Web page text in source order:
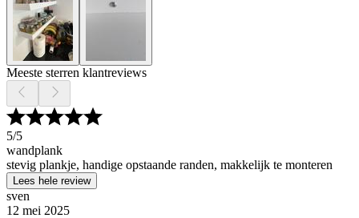
Meeste sterren klantreviews
5/5
wandplank
stevig plankje, handige opstaande randen, makkelijk te monteren
Lees hele review
sven
12 mei 2025